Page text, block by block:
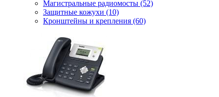
Магистральные радиомосты (52)
Защитные кожухи (10)
Кронштейны и крепления (60)